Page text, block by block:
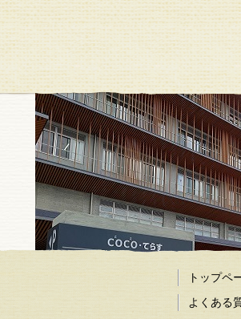
トップペ
よくある